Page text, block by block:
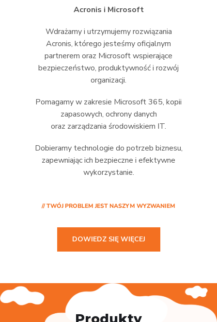
Acronis i Microsoft
Wdrażamy i utrzymujemy rozwiązania
Acronis, którego jesteśmy oficjalnym
partnerem oraz Microsoft wspierające
bezpieczeństwo, produktywność i rozwój
organizacji.
Pomagamy w zakresie Microsoft 365, kopii
zapasowych, ochrony danych
oraz zarządzania środowiskiem IT.
Dobieramy technologie do potrzeb biznesu,
zapewniając ich bezpieczne i efektywne
wykorzystanie.
// TWÓJ PROBLEM JEST NASZYM WYZWANIEM
DOWIEDZ SIĘ WIĘCEJ
Produkty